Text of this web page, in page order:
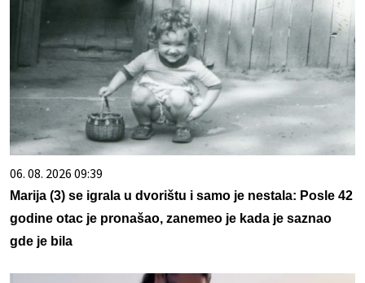
06. 08. 2026 09:39
Marija (3) se igrala u dvorištu i samo je nestala: Posle 42
godine otac je pronašao, zanemeo je kada je saznao
gde je bila